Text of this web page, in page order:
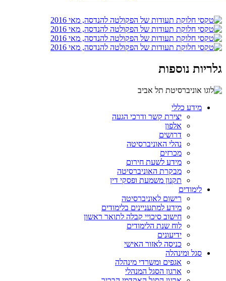
גלריות נוספות
מידע כללי
יצירת קשר ודרכי הגעה
אלפון
דרושים
נהלי האוניברסיטה
מכרזים
מידע לשעת חירום
מבקרת האוניברסיטה
תקנון משמעת ופסקי דין
לימודים
רישום לאוניברסיטה
מידע למתעניינים בלימודים
חישוב סיכויי קבלה לתואר ראשון
לוח שנת הלימודים
ידיעונים
כניסה לאזור האישי
סגל ומינהלה
אגפים ומשרדי מינהלה
ארגון הסגל המנהלי